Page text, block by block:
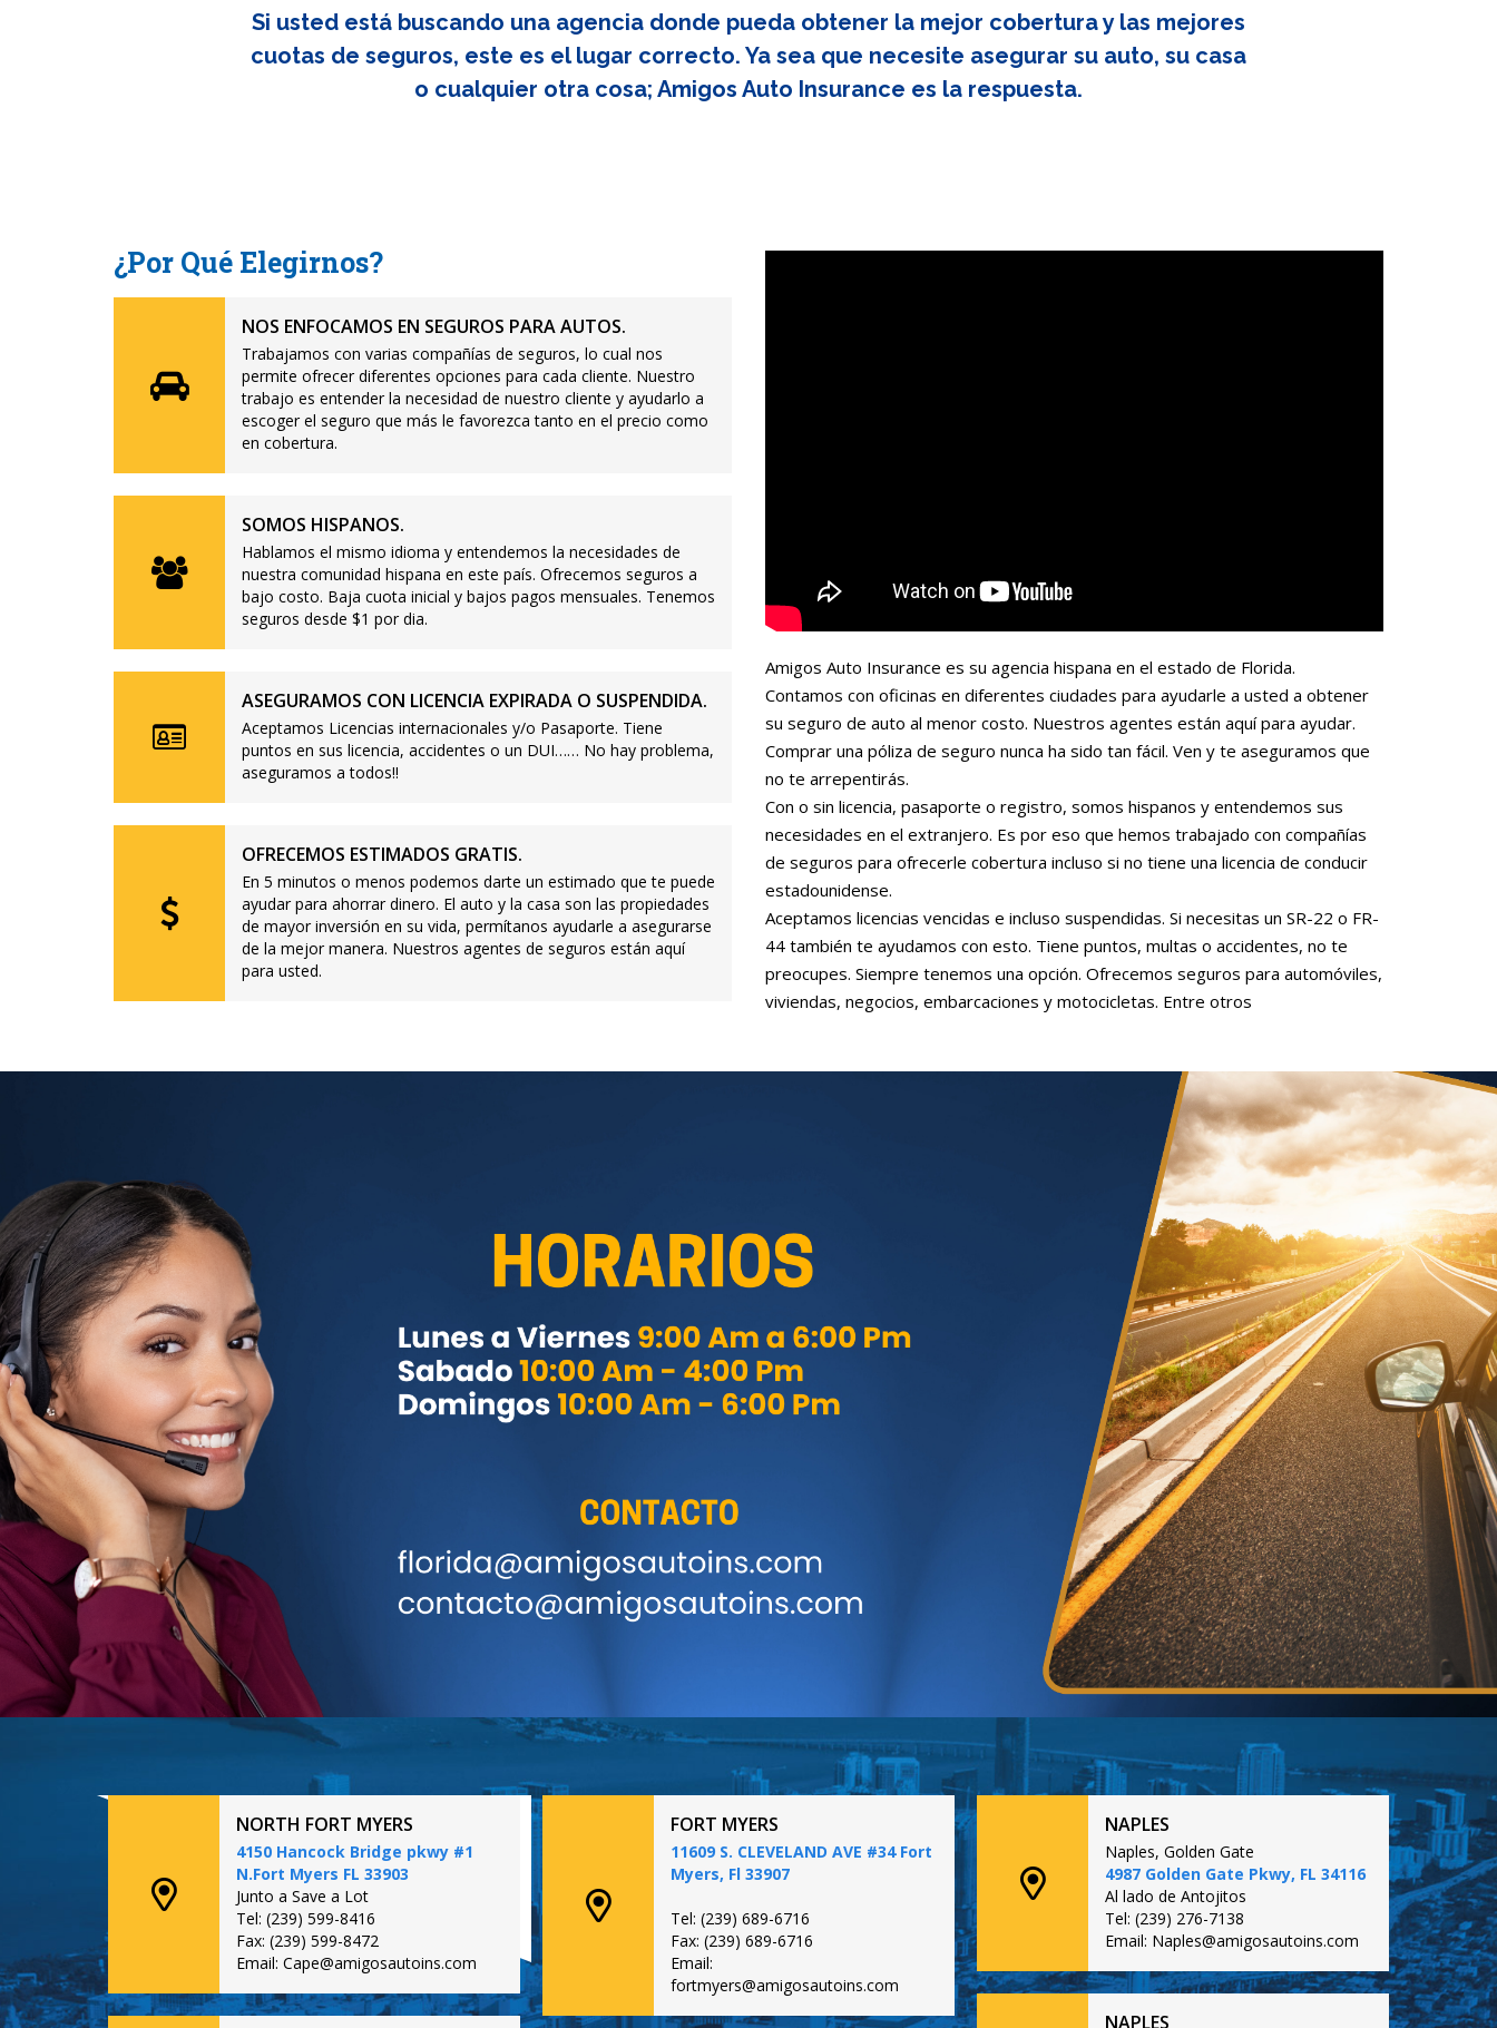
Si usted está buscando una agencia donde pueda obtener la mejor cobertura y las mejores
cuotas de seguros, este es el lugar correcto. Ya sea que necesite asegurar su auto, su casa
o cualquier otra cosa; Amigos Auto Insurance es la respuesta.
¿Por Qué Elegirnos?
NOS ENFOCAMOS EN SEGUROS PARA AUTOS.
Trabajamos con varias compañías de seguros, lo cual nos
permite ofrecer diferentes opciones para cada cliente. Nuestro
trabajo es entender la necesidad de nuestro cliente y ayudarlo a
escoger el seguro que más le favorezca tanto en el precio como
en cobertura.
SOMOS HISPANOS.
Hablamos el mismo idioma y entendemos la necesidades de
nuestra comunidad hispana en este país. Ofrecemos seguros a
bajo costo. Baja cuota inicial y bajos pagos mensuales. Tenemos
seguros desde $1 por dia.
ASEGURAMOS CON LICENCIA EXPIRADA O SUSPENDIDA.
Aceptamos Licencias internacionales y/o Pasaporte. Tiene
puntos en sus licencia, accidentes o un DUI…… No hay problema,
aseguramos a todos!!
OFRECEMOS ESTIMADOS GRATIS.
En 5 minutos o menos podemos darte un estimado que te puede
ayudar para ahorrar dinero. El auto y la casa son las propiedades
de mayor inversión en su vida, permítanos ayudarle a asegurarse
de la mejor manera. Nuestros agentes de seguros están aquí
para usted.
Amigos Auto Insurance es su agencia hispana en el estado de Florida.
Contamos con oficinas en diferentes ciudades para ayudarle a usted a obtener
su seguro de auto al menor costo. Nuestros agentes están aquí para ayudar.
Comprar una póliza de seguro nunca ha sido tan fácil. Ven y te aseguramos que
no te arrepentirás.
Con o sin licencia, pasaporte o registro, somos hispanos y entendemos sus
necesidades en el extranjero. Es por eso que hemos trabajado con compañías
de seguros para ofrecerle cobertura incluso si no tiene una licencia de conducir
estadounidense.
Aceptamos licencias vencidas e incluso suspendidas. Si necesitas un SR-22 o FR-
44 también te ayudamos con esto. Tiene puntos, multas o accidentes, no te
preocupes. Siempre tenemos una opción. Ofrecemos seguros para automóviles,
viviendas, negocios, embarcaciones y motocicletas. Entre otros
NORTH FORT MYERS
4150 Hancock Bridge pkwy #1
N.Fort Myers FL 33903
Junto a Save a Lot
Tel: (239) 599-8416
Fax: (239) 599-8472
Email: Cape@amigosautoins.com
FORT MYERS
11609 S. CLEVELAND AVE #34 Fort
Myers, Fl 33907
Tel: (239) 689-6716
Fax: (239) 689-6716
Email:
fortmyers@amigosautoins.com
NAPLES
Naples, Golden Gate
4987 Golden Gate Pkwy, FL 34116
Al lado de Antojitos
Tel: (239) 276-7138
Email: Naples@amigosautoins.com
NAPLES